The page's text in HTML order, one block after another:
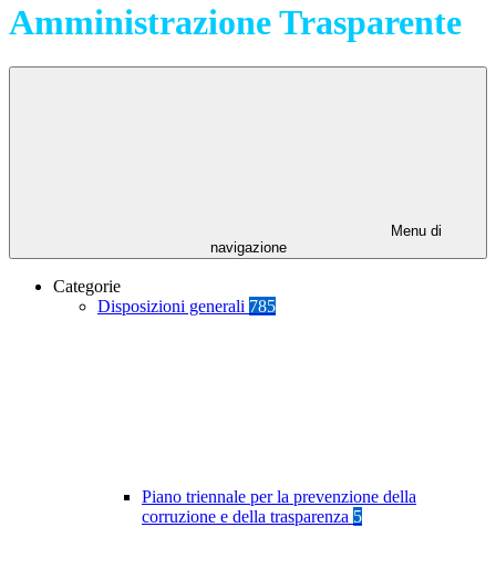
Amministrazione Trasparente
Menu di
navigazione
Categorie
Disposizioni generali 785
Piano triennale per la prevenzione della
corruzione e della trasparenza 5